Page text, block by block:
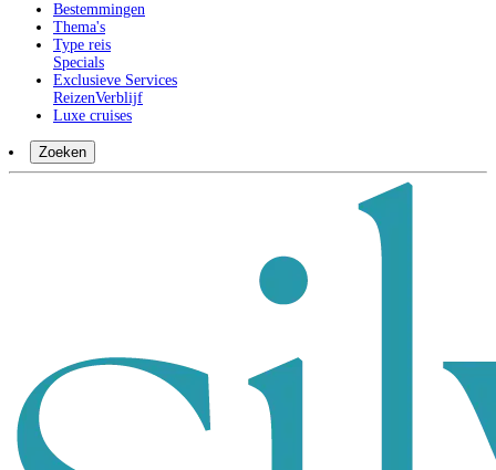
Bestemmingen
Thema's
Type reis
Specials
Exclusieve Services
ReizenVerblijf
Luxe cruises
Zoeken